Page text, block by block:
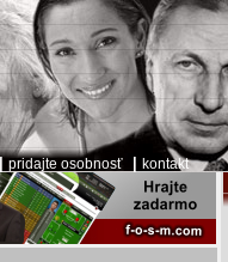
pridajte osobnosť kontakt